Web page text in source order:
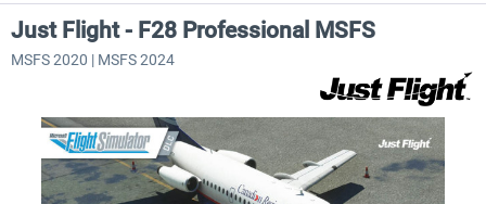
Just Flight - F28 Professional MSFS
MSFS 2020 | MSFS 2024